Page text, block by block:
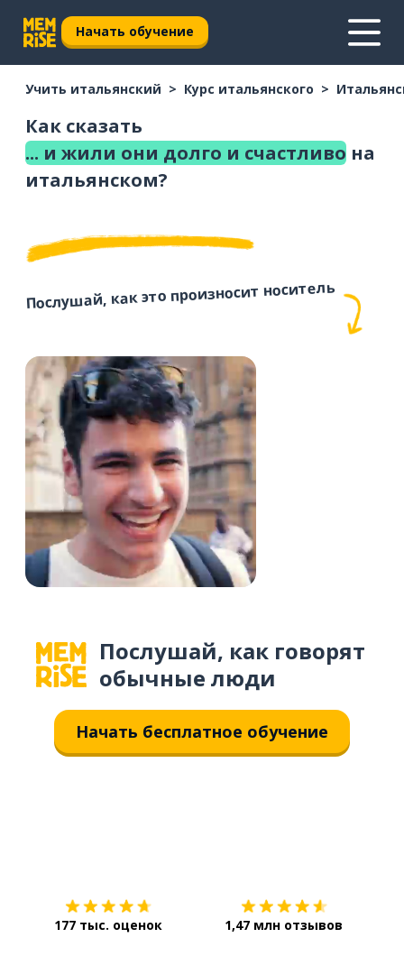
Начать обучение
Учить итальянский Курс итальянского
Как сказать
... и жили они долго и счастливо на
итальянском?
Послушай, как это произносит носитель
Послушай, как говорят
обычные люди
Начать бесплатное обучение
177 тыс. оценок 1,47 млн отзывов